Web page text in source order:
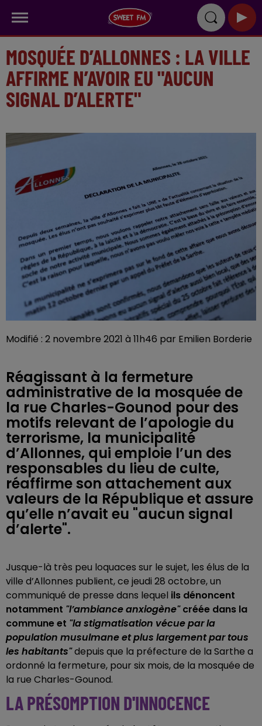
MOSQUÉE D’ALLONNES : LA VILLE
AFFIRME N’AVOIR EU "AUCUN
SIGNAL D’ALERTE"
Modifié : 2 novembre 2021 à 11h46 par Emilien Borderie
Réagissant à la fermeture
administrative de la mosquée de
la rue Charles-Gounod pour des
motifs relevant de l’apologie du
terrorisme, la municipalité
d’Allonnes, qui emploie l’un des
responsables du lieu de culte,
réaffirme son attachement aux
valeurs de la République et assure
qu’elle n’avait eu "aucun signal
d’alerte".
Jusque-là très peu loquaces sur le sujet, les élus de la
ville d’Allonnes publient, ce jeudi 28 octobre, un
communiqué de presse dans lequel ils dénoncent
notamment "l’ambiance anxiogène"créée dans la
commune et "la stigmatisation vécue par la
population musulmane et plus largement par tous
les habitants"depuis que la préfecture de la Sarthe a
ordonné la fermeture, pour six mois, de la mosquée de
la rue Charles-Gounod.
LA PRÉSOMPTION D'INNOCENCE